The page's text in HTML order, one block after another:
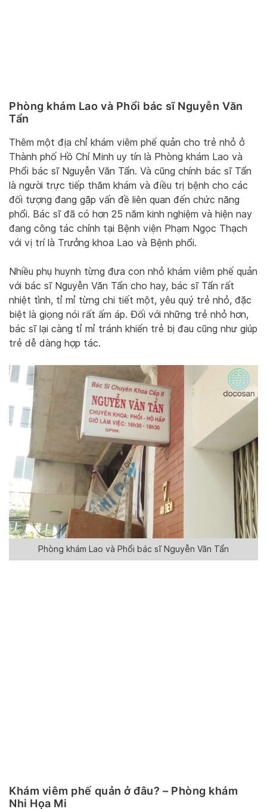
Phòng khám Lao và Phổi bác sĩ Nguyễn Văn
Tẩn
Thêm một địa chỉ khám viêm phế quản cho trẻ nhỏ ở
Thành phố Hồ Chí Minh uy tín là Phòng khám Lao và
Phổi bác sĩ Nguyễn Văn Tẩn. Và cũng chính bác sĩ Tẩn
là người trực tiếp thăm khám và điều trị bệnh cho các
đối tượng đang gặp vấn đề liên quan đến chức năng
phổi. Bác sĩ đã có hơn 25 năm kinh nghiệm và hiện nay
đang công tác chính tại Bệnh viện Phạm Ngọc Thạch
với vị trí là Trưởng khoa Lao và Bệnh phổi.
Nhiều phụ huynh từng đưa con nhỏ khám viêm phế quản
với bác sĩ Nguyễn Văn Tẩn cho hay, bác sĩ Tẩn rất
nhiệt tình, tỉ mỉ từng chi tiết một, yêu quý trẻ nhỏ, đặc
biệt là giọng nói rất ấm áp. Đối với những trẻ nhỏ hơn,
bác sĩ lại càng tỉ mỉ tránh khiến trẻ bị đau cũng như giúp
trẻ dễ dàng hợp tác.
Phòng khám Lao và Phổi bác sĩ Nguyễn Văn Tẩn
Khám viêm phế quản ở đâu? – Phòng khám
Nhi Họa Mi